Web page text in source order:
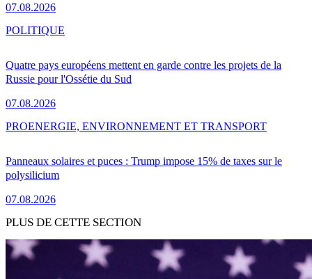
07.08.2026
Quatre pays européens mettent en garde contre les projets de la
Russie pour l'Ossétie du Sud
07.08.2026
POLITIQUE
Panneaux solaires et puces : Trump impose 15% de taxes sur le
polysilicium
07.08.2026
PROENERGIE, ENVIRONNEMENT ET TRANSPORT
PLUS DE CETTE SECTION